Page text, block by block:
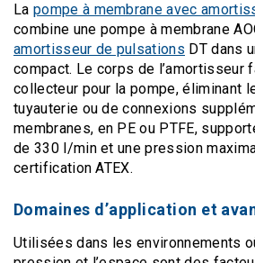
La pompe à membrane avec
combine une pompe à membrane
amortisseur de pulsations DT dans
compact. Le corps de l’amortisseur
collecteur pour la pompe, éliminant
tuyauterie ou de connexions
membranes, en PE ou PTFE,
de 330 l/min et une pression
certification ATEX.
Domaines d’application et
Utilisées dans les environnements